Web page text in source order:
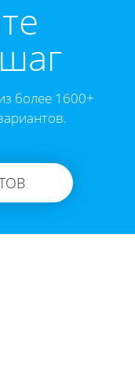
более 1600+